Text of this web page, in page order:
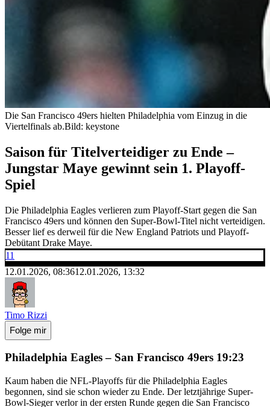
Die San Francisco 49ers hielten Philadelphia vom Einzug in die
Viertelfinals ab.Bild: keystone
Saison für Titelverteidiger zu Ende –
Jungstar Maye gewinnt sein 1. Playoff-
Spiel
Die Philadelphia Eagles verlieren zum Playoff-Start gegen die San
Francisco 49ers und können den Super-Bowl-Titel nicht verteidigen.
Besser lief es derweil für die New England Patriots und Playoff-
Debütant Drake Maye.
11
12.01.2026, 08:3612.01.2026, 13:32
Timo Rizzi
Folge mir
Philadelphia Eagles – San Francisco 49ers 19:23
Kaum haben die NFL-Playoffs für die Philadelphia Eagles
begonnen, sind sie schon wieder zu Ende. Der letztjährige Super-
Bowl-Sieger verlor in der ersten Runde gegen die San Francisco